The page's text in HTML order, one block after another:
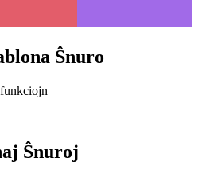
Ŝnuro